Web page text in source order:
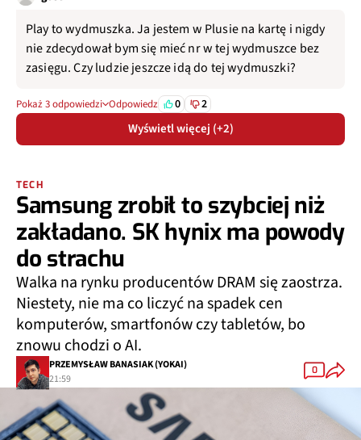
Play to wydmuszka. Ja jestem w Plusie na kartę i nigdy
nie zdecydował bym się mieć nr w tej wydmuszce bez
zasięgu. Czy ludzie jeszcze idą do tej wydmuszki?
Pokaż 3 odpowiedzi Odpowiedz 0 2
Wyświetl więcej (+2)
TECH
Samsung zrobił to szybciej niż
zakładano. SK hynix ma powody
do strachu
Walka na rynku producentów DRAM się zaostrza.
Niestety, nie ma co liczyć na spadek cen
komputerów, smartfonów czy tabletów, bo
znowu chodzi o AI.
PRZEMYSŁAW BANASIAK (YOKAI)
21:59
0